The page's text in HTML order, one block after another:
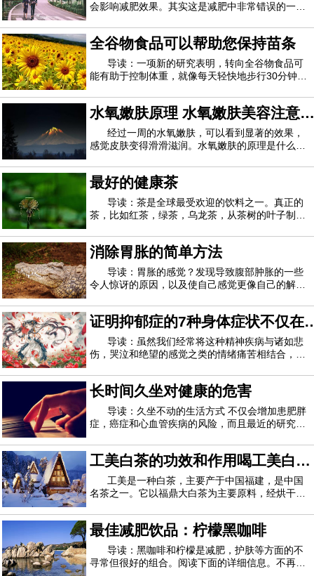
会影响减肥效果。其实这是减肥中非常错误的一个
着方式去吃主食，不仅不会阻碍减肥，还有助于减
肥。下面编辑教你自制3款减肥主食，赶紧看看
吧。一、生菜油饭 500大卡/2人份用五谷饭做成
全谷物食品可以帮助您保持苗条
导读：一项新的研究表明，转向全谷物食品可
能有助于控制体重，就像每天轻快地步行30分钟一
以降低人体在消化过程中吸收的卡路里数量并加快
新陈代谢。他是一名营养科学家，在博士学位期间
从事这项研究。波士顿塔夫茨大学营养专业
水氧嫩肤原理 水氧嫩肤美容注意
事项经过一周的水氧嫩肤，可以看到显著的效果，
感觉皮肤变得滑滑滋润。水氧嫩肤的原理是什么？
容。水氧活肤的原理水氧治疗仪利用高压氧气和水
以小于80微米的分子颗粒形成的喷雾流作用于皮
肤，活性水分子和纯氧迅速进入皮肤深层，使皮
最好的健康茶
导读：茶是全球最受欢迎的饮料之一。真正的
茶，比如红茶，绿茶，乌龙茶，从茶树的叶子制成
茶和凉茶都富含促进健康的植物化学物质，并且不
含卡路里，因此请毫不犹豫地冲泡一杯。红茶为了
制作红茶，茶树的叶子会被擦伤并使其枯萎
消除胃胀的简单方法
导读：胃胀的感觉？发现导致腹部肿胀的一些
令人惊讶的原因，以及使自己感觉更像自己的解决
后者。您正在正确地锻炼和饮食，那么腹胀怎么
了？有时罪魁祸首很明显（你好，荷尔蒙和昨晚的
墨西哥卷饼！），但其他时候则是你的健康习惯
证明抑郁症的7种身体症状不仅在
您的脑海中
导读：虽然我们经常将这种精神疾病与诸如悲
伤，哭泣和绝望的感觉之类的情绪痛苦相结合，研
痛。尽管我们并不经常将抑郁症视为身体上的痛
苦，但某些文化确实如此，尤其是那些公开谈论心
理健康的“禁忌”文化。例如，在中国和韩国文
长时间久坐对健康的危害
导读：久坐不动的生活方式 不仅会增加患肥胖
症，癌症和心血管疾病的风险，而且最近的研究表
是“坐骨病”？这是大众媒体上使用的标签，用于描
述因坐太久而造成的有害影响。研究表明，每次坐
下至少30分钟而没有站起来或进行其他体
工美白茶的功效和作用喝工美白茶
的好处
工美是一种白茶，主要产于中国福建，是中国
名茶之一。它以福鼎大白茶为主要原料，经烘干、
诱人，汤色清亮，营养价值高。喝了之后，人们可
以用美容养颜，还可以消炎杀菌。以下是工美白茶
功效的详细介绍，大家可以重点关注。贡眉白
最佳减肥饮品：柠檬黑咖啡
导读：黑咖啡和柠檬是减肥，护肤等方面的不
寻常但很好的组合。阅读下面的详细信息。不再需